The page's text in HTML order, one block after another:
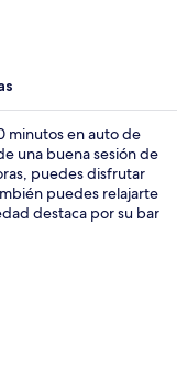
minutos en auto de
una buena sesión de
puedes disfrutar
puedes relajarte
destaca por su bar